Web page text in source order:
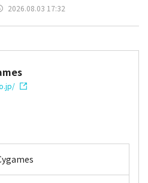
2026.08.03 17:32